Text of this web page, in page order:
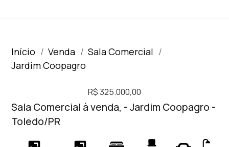
Início Venda
Sala Comercial
Jardim Coopagro
R$ 325.000,00
Sala Comercial à venda, - Jardim Coopagro -
Toledo/PR